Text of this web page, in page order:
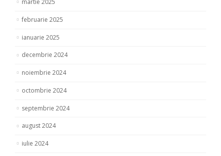
martie 2025
februarie 2025
ianuarie 2025
decembrie 2024
noiembrie 2024
octombrie 2024
septembrie 2024
august 2024
iulie 2024